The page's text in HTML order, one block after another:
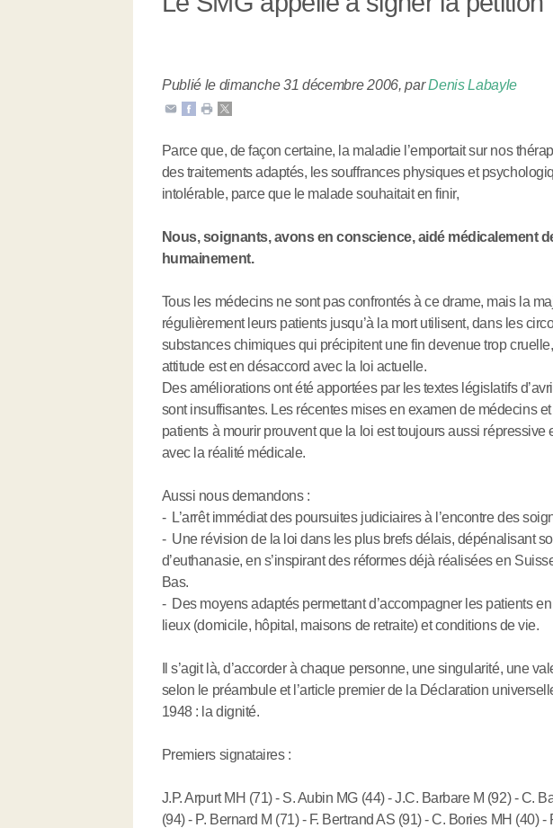
Publié le dimanche 31 décembre 2006,parDenis Labayle
Parce que, de façon certaine, la maladie l’emportait sur nos
des traitements adaptés, les souffrances physiques et
intolérable, parce que le malade souhaitait en finir,
Nous, soignants, avons en conscience, aidé médicalement
humainement.
Tous les médecins ne sont pas confrontés à ce drame, mais la
régulièrement leurs patients jusqu’à la mort utilisent, dans les
substances chimiques qui précipitent une fin devenue trop
attitude est en désaccord avec la loi actuelle.
Des améliorations ont été apportées par les textes législatifs
sont insuffisantes. Les récentes mises en examen de médecins
patients à mourir prouvent que la loi est toujours aussi répressive
avec la réalité médicale.
Aussi nous demandons :
- L’arrêt immédiat des poursuites judiciaires à l’encontre des
- Une révision de la loi dans les plus brefs délais, dépénalisant
d’euthanasie, en s’inspirant des réformes déjà réalisées en
Bas.
- Des moyens adaptés permettant d’accompagner les patients
lieux (domicile, hôpital, maisons de retraite) et conditions de vie.
Il s’agit là, d’accorder à chaque personne, une singularité, une
selon le préambule et l’article premier de la Déclaration
1948 : la dignité.
Premiers signataires :
J.P. Arpurt MH (71) - S. Aubin MG (44) - J.C. Barbare M (92) - C.
(94) - P. Bernard M (71) - F. Bertrand AS (91) - C. Bories MH (40) -